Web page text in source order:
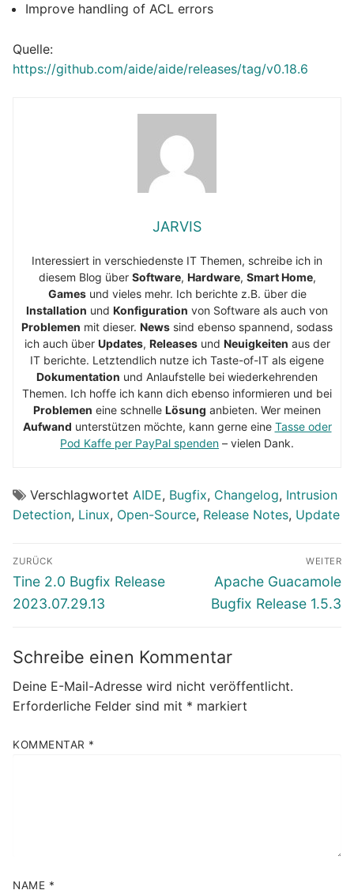
Improve handling of ACL errors
Quelle:
https://github.com/aide/aide/releases/tag/v0.18.6
JARVIS
Interessiert in verschiedenste IT Themen, schreibe ich in
diesem Blog über Software, Hardware, Smart Home,
Gamesund vieles mehr. Ich berichte z.B. über die
Installation und Konfiguration von Software als auch von
Problemen mit dieser. News sind ebenso spannend, sodass
ich auch über Updates, Releasesund Neuigkeiten aus der
IT berichte. Letztendlich nutze ich Taste-of-IT als eigene
Dokumentation und Anlaufstelle bei wiederkehrenden
Themen. Ich hoffe ich kann dich ebenso informieren und bei
Problemen eine schnelle Lösung anbieten. Wer meinen
Aufwand unterstützen möchte, kann gerne eine Tasse oder
Pod Kaffe per PayPal spenden – vielen Dank.
Verschlagwortet AIDE, Bugfix, Changelog, Intrusion
Detection, Linux, Open-Source, Release Notes, Update
Beitragsnavigation
ZURÜCK
Vorheriger
Beitrag:
Tine 2.0 Bugfix Release
2023.07.29.13
WEITER
Nächster
Beitrag:
Apache Guacamole
Bugfix Release 1.5.3
Schreibe einen Kommentar
Deine E-Mail-Adresse wird nicht veröffentlicht.
Erforderliche Felder sind mit * markiert
KOMMENTAR *
NAME *